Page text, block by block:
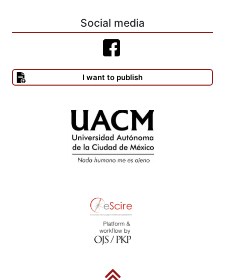
-------(1991), La Semana Alegre. Recopilación de Miguel Ángel
Castro. México: Universidad Nacional Autónoma de México.
-------(1993a), Cosas vistas y cartones. Edición y prólogo de
------- (1993b), Ocios y apuntes. La Rumba, 14a edición. Edición
y prólogo de María del Carmen Millán; introducción de Luis
González Obregón. México: Porrúa. (Escritores mexicanos, 76)
------- (2005), Kinetoscopio. Las crónicas de Ángel de Campo,
México. (Ida y vuelta al siglo XIX)
Social media
I want to publish